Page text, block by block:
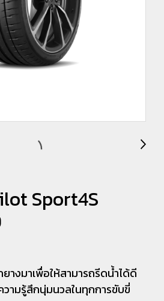
Sport4S
งมาเพื่อให้สามารถรีดน้ำได้ดี
วามรู้สึกนุ่มนวลในทุกการขับขี่